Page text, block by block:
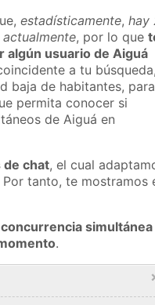
estadísticamente,hay
, por lo que
usuario de Aiguá
a tu búsqueda,
baja de habitantes, para
permita conocer si
de Aiguá en
de chat, el cual
tanto, te mostramos
simultánea
.